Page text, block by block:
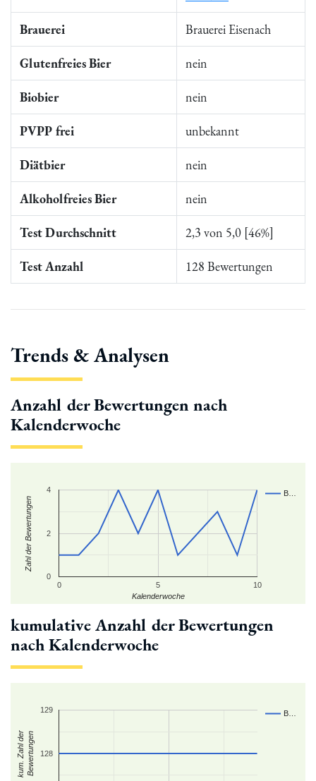
Brauerei Brauerei Eisenach
Glutenfreies Bier nein
Biobier nein
PVPP frei unbekannt
Diätbier nein
Alkoholfreies Bier nein
Test Durchschnitt 2,3 von 5,0 [46%]
Test Anzahl 128 Bewertungen
Trends & Analysen
Anzahl der Bewertungen nach
Kalenderwoche
B…
0 5 10
0
2
4
Kalenderwoche
Zahl der Bewertungen
kumulative Anzahl der Bewertungen
nach Kalenderwoche
B…
128
129
kum. Zahl derBewertungen